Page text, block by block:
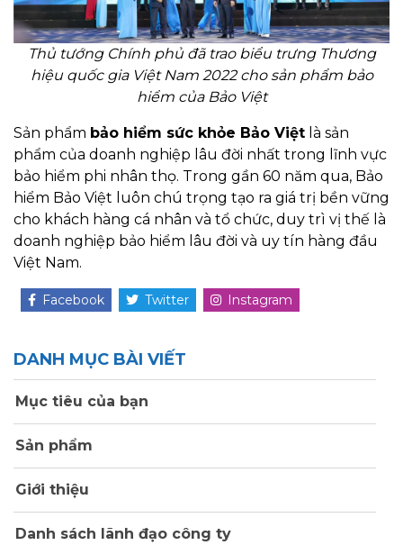
Thủ tướng Chính phủ đã trao biểu trưng Thương
hiệu quốc gia Việt Nam 2022 cho sản phẩm bảo
hiểm của Bảo Việt
Sản phẩm bảo hiểm sức khỏe Bảo Việt là sản
phẩm của doanh nghiệp lâu đời nhất trong lĩnh vực
bảo hiểm phi nhân thọ. Trong gần 60 năm qua, Bảo
hiểm Bảo Việt luôn chú trọng tạo ra giá trị bền vững
cho khách hàng cá nhân và tổ chức, duy trì vị thế là
doanh nghiệp bảo hiểm lâu đời và uy tín hàng đầu
Việt Nam.
Facebook Twitter Instagram
DANH MỤC BÀI VIẾT
Mục tiêu của bạn
Sản phẩm
Giới thiệu
Danh sách lãnh đạo công ty